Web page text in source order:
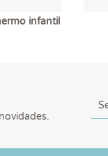
infantil